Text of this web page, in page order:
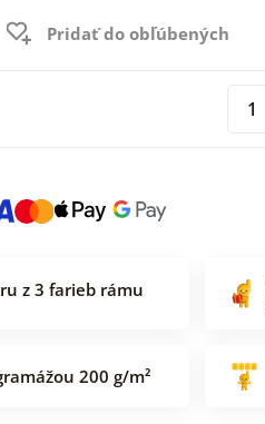
Pridať do obľúbených
z 3 farieb rámu
200 g/m²